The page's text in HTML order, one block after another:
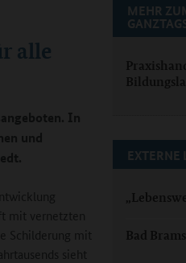
alle
In
und
mit vernetzten
Schilderung mit
sieht
MEHR
EXTERNE
Bad